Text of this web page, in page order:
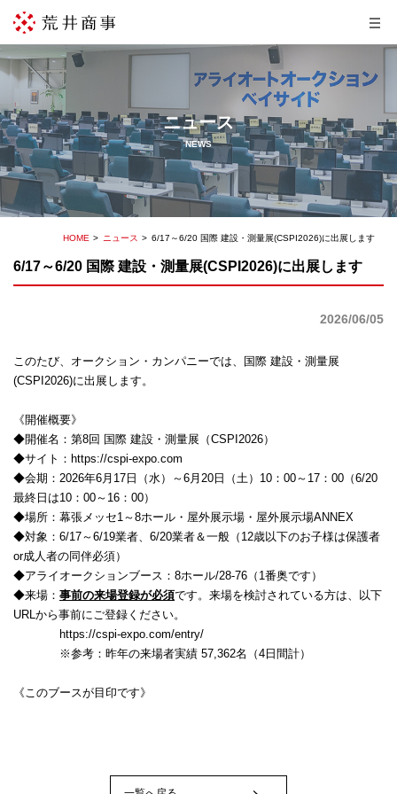
ニュース
NEWS
HOME ニュース 6/17～6/20 国際 建設・測量展(CSPI2026)に出展します
6/17～6/20 国際 建設・測量展(CSPI2026)に出展します
2026/06/05
このたび、オークション・カンパニーでは、国際 建設・測量展
(CSPI2026)に出展します。
《開催概要》
◆開催名：第8回 国際 建設・測量展（CSPI2026）
◆サイト：https://cspi-expo.com
◆会期：2026年6月17日（水）～6月20日（土）10：00～17：00（6/20
最終日は10：00～16：00）
◆場所：幕張メッセ1～8ホール・屋外展示場・屋外展示場ANNEX
◆対象：6/17～6/19業者、6/20業者＆一般（12歳以下のお子様は保護者
or成人者の同伴必須）
◆アライオークションブース：8ホール/28-76（1番奥です）
◆来場： 事前の来場登録が必須です。来場を検討されている方は、以下
URLから事前にご登録ください。
https://cspi-expo.com/entry/
※参考：昨年の来場者実績 57,362名（4日間計）
《このブースが目印です》